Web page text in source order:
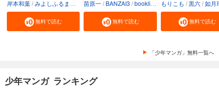
岸本和葉 みよしふるまち booklistaSTUDIO
無料で読む
苗原一 BANZAI3 booklistaSTUDIO
無料で読む
もりこも 黒六 如月
無料で読む
「少年マンガ」無料一覧へ
少年マンガ ランキング